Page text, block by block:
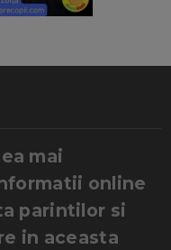
mai
online
parintilor si
in aceasta